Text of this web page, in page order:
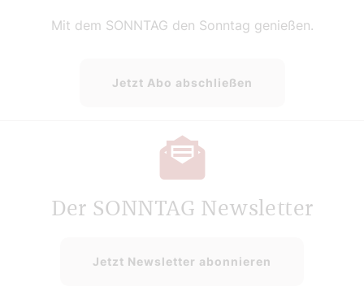
Mit dem SONNTAG den Sonntag genießen.
Jetzt Abo abschließen
Der SONNTAG Newsletter
Jetzt Newsletter abonnieren